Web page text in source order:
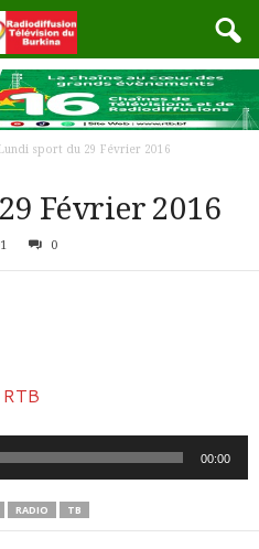
sport du 29 Février 2016
Février 2016
0
00:00
RADIO TB